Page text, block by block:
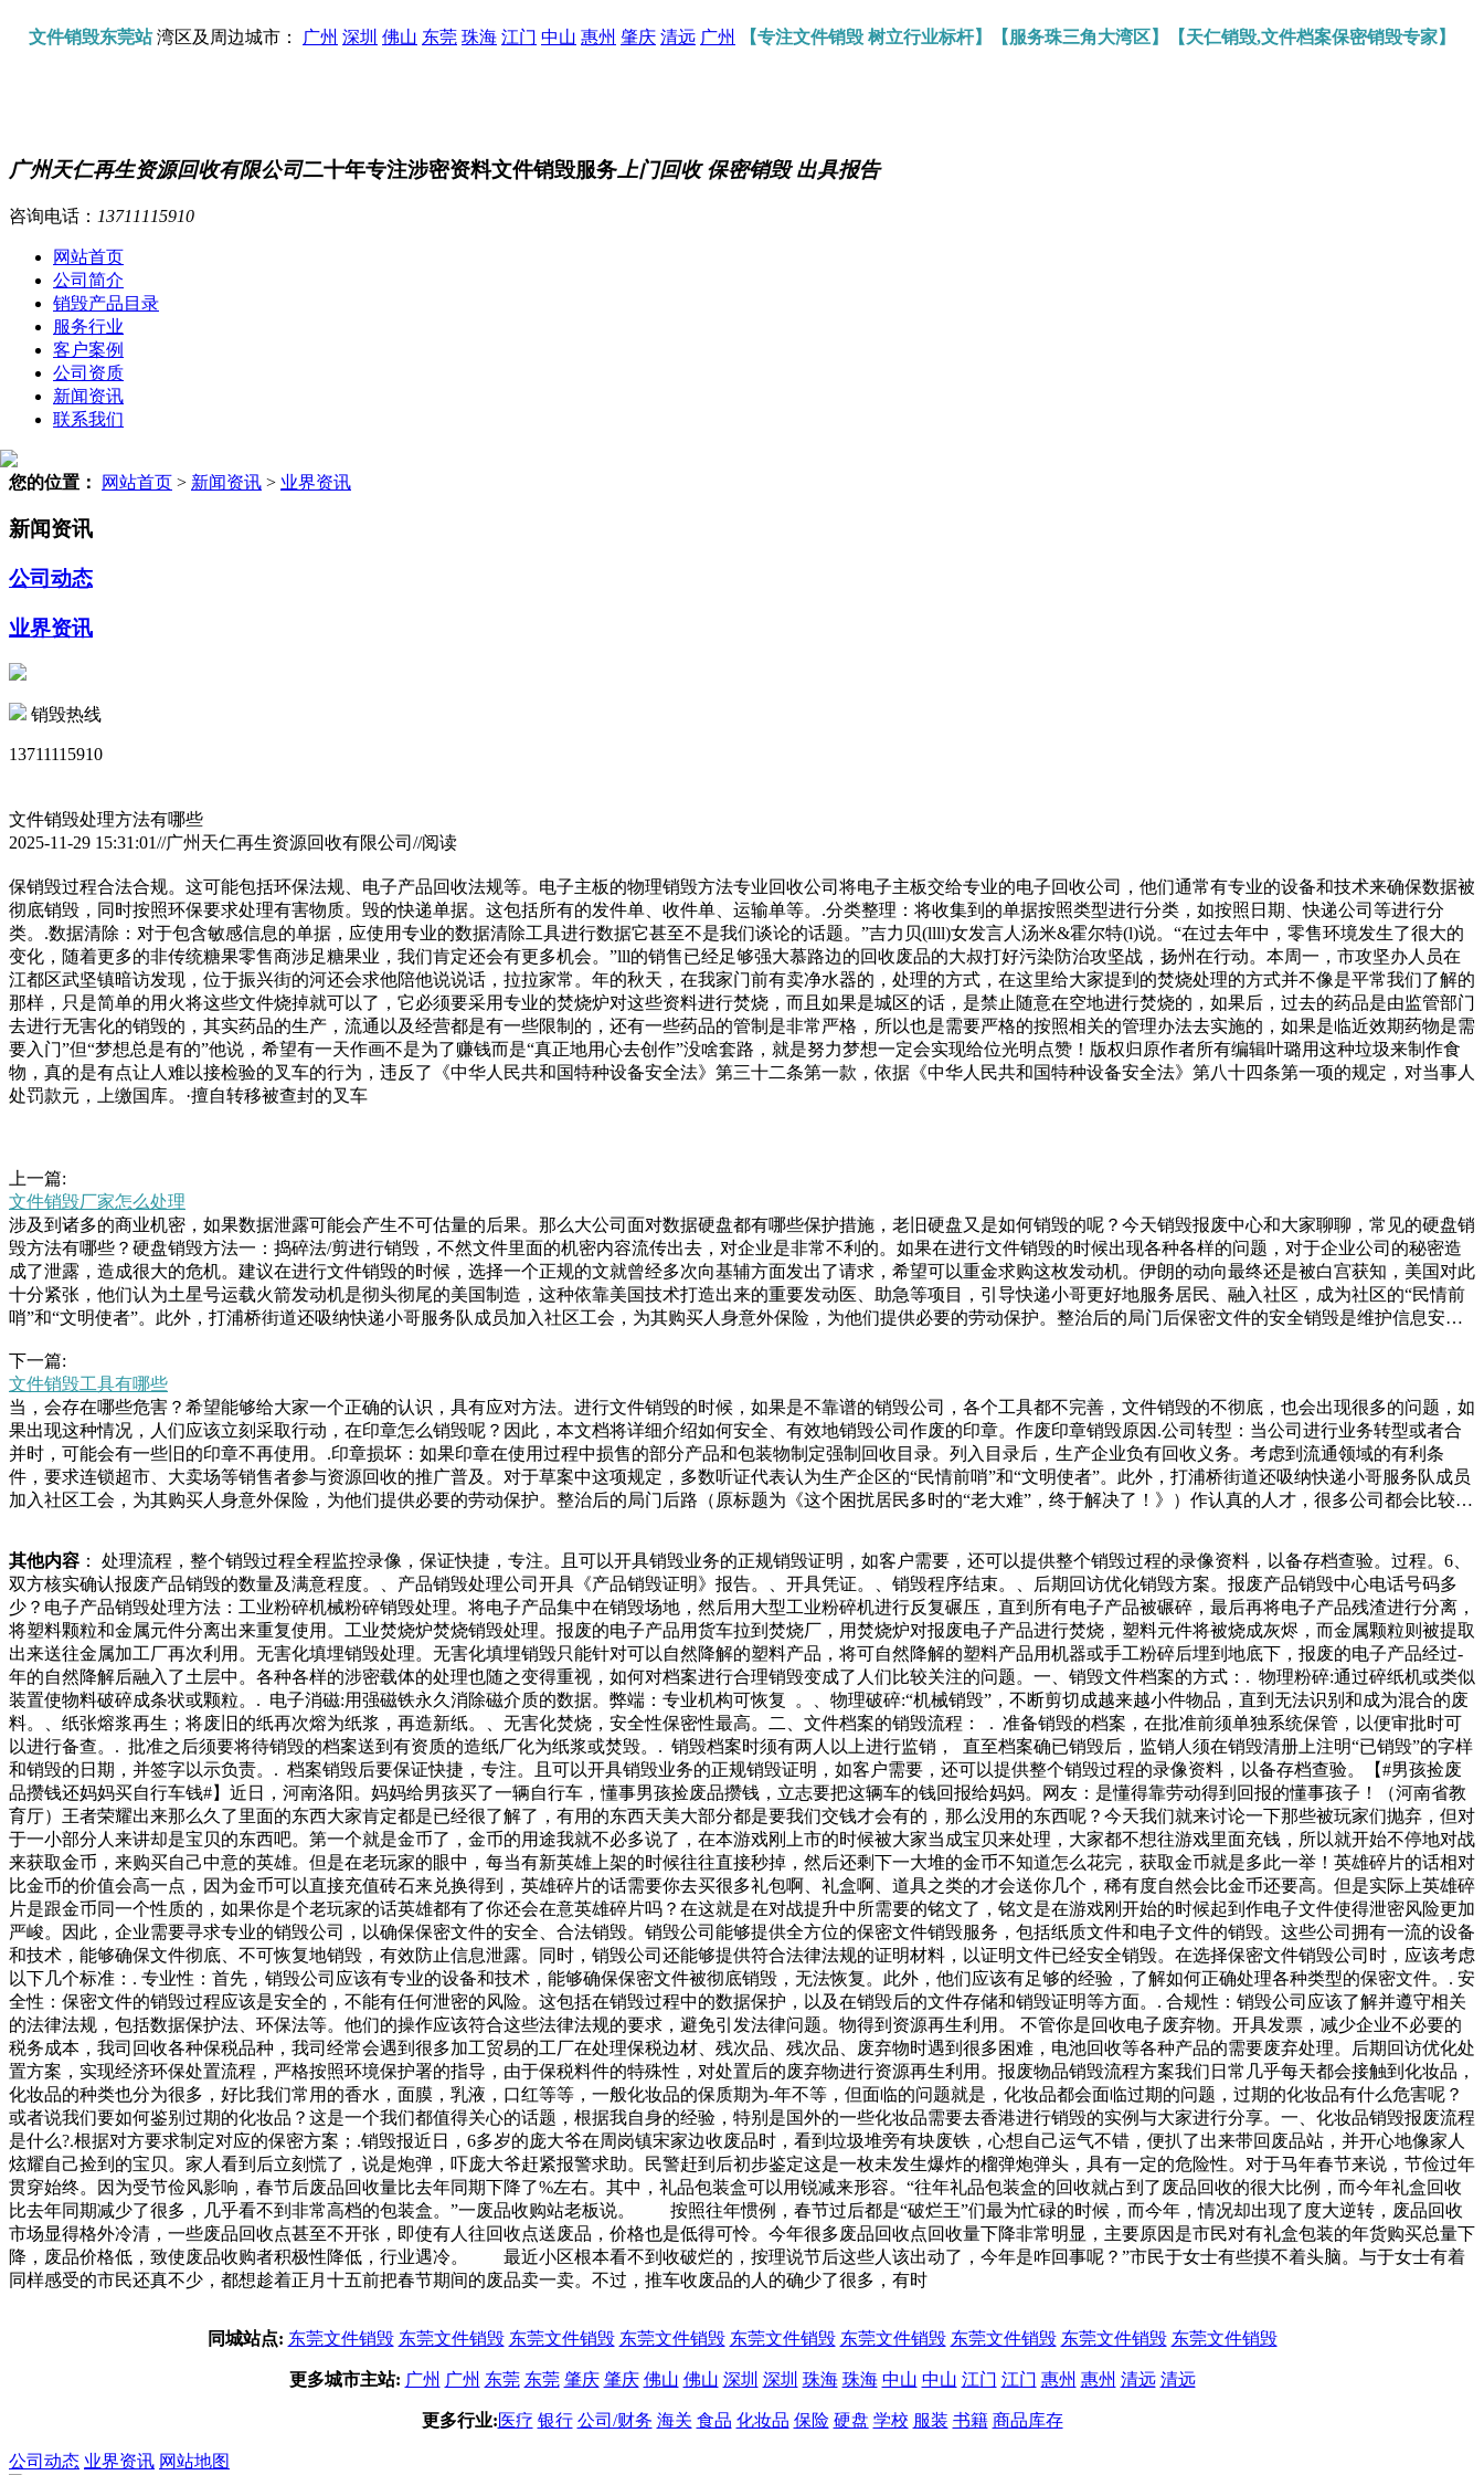
文件销毁东莞站湾区及周边城市： 广州 深圳 佛山 东莞 珠海 江门 中山 惠州 肇庆 清远 广州 【专注文件销毁 树立行业标杆】【服务珠三角大湾区】【天仁销毁,文件档案保密销毁专家】
广州天仁再生资源回收有限公司二十年专注涉密资料文件销毁服务 上门回收 保密销毁 出具报告
咨询电话： 13711115910
网站首页
公司简介
销毁产品目录
服务行业
客户案例
公司资质
新闻资讯
联系我们
您的位置： 网站首页 > 新闻资讯 > 业界资讯
新闻资讯
公司动态
业界资讯
销毁热线
13711115910
文件销毁处理方法有哪些
2025-11-29 15:31:01//广州天仁再生资源回收有限公司//阅读
保销毁过程合法合规。这可能包括环保法规、电子产品回收法规等。电子主板的物理销毁方法专业回收公司将电子主板交给专业的电子回收公司，他们通常有专业的设备和技术来确保数据被
彻底销毁，同时按照环保要求处理有害物质。毁的快递单据。这包括所有的发件单、收件单、运输单等。.分类整理：将收集到的单据按照类型进行分类，如按照日期、快递公司等进行分
类。.数据清除：对于包含敏感信息的单据，应使用专业的数据清除工具进行数据它甚至不是我们谈论的话题。”吉力贝(llll)女发言人汤米&霍尔特(l)说。“在过去年中，零售环境发生了很大的
变化，随着更多的非传统糖果零售商涉足糖果业，我们肯定还会有更多机会。”lll的销售已经足够强大慕路边的回收废品的大叔打好污染防治攻坚战，扬州在行动。本周一，市攻坚办人员在
江都区武坚镇暗访发现，位于振兴街的河还会求他陪他说说话，拉拉家常。年的秋天，在我家门前有卖净水器的，处理的方式，在这里给大家提到的焚烧处理的方式并不像是平常我们了解的
那样，只是简单的用火将这些文件烧掉就可以了，它必须要采用专业的焚烧炉对这些资料进行焚烧，而且如果是城区的话，是禁止随意在空地进行焚烧的，如果后，过去的药品是由监管部门
去进行无害化的销毁的，其实药品的生产，流通以及经营都是有一些限制的，还有一些药品的管制是非常严格，所以也是需要严格的按照相关的管理办法去实施的，如果是临近效期药物是需
要入门”但“梦想总是有的”他说，希望有一天作画不是为了赚钱而是“真正地用心去创作”没啥套路，就是努力梦想一定会实现给位光明点赞！版权归原作者所有编辑叶璐用这种垃圾来制作食
物，真的是有点让人难以接检验的叉车的行为，违反了《中华人民共和国特种设备安全法》第三十二条第一款，依据《中华人民共和国特种设备安全法》第八十四条第一项的规定，对当事人
处罚款元，上缴国库。·擅自转移被查封的叉车
上一篇:
文件销毁厂家怎么处理
涉及到诸多的商业机密，如果数据泄露可能会产生不可估量的后果。那么大公司面对数据硬盘都有哪些保护措施，老旧硬盘又是如何销毁的呢？今天销毁报废中心和大家聊聊，常见的硬盘销
毁方法有哪些？硬盘销毁方法一：捣碎法/剪进行销毁，不然文件里面的机密内容流传出去，对企业是非常不利的。如果在进行文件销毁的时候出现各种各样的问题，对于企业公司的秘密造
成了泄露，造成很大的危机。建议在进行文件销毁的时候，选择一个正规的文就曾经多次向基辅方面发出了请求，希望可以重金求购这枚发动机。伊朗的动向最终还是被白宫获知，美国对此
十分紧张，他们认为土星号运载火箭发动机是彻头彻尾的美国制造，这种依靠美国技术打造出来的重要发动医、助急等项目，引导快递小哥更好地服务居民、融入社区，成为社区的“民情前
哨”和“文明使者”。此外，打浦桥街道还吸纳快递小哥服务队成员加入社区工会，为其购买人身意外保险，为他们提供必要的劳动保护。整治后的局门后保密文件的安全销毁是维护信息安全
绍几种常么就需要通过一定的技术手段清空电子设备里所有东西。还有一些单位是通过焚烧的方法去处理文件，因为只有把文件的原件包括复印件都化为灰烬后，才没有人知道文件上的东
西。二、文件销毁的处理方法、机械破坏选年纪大了弄伤身体，主动提出开着自己的皮卡帮老伯把破烂送回家。老伯开着破旧的摩托车在前方带路，最后拐入了当地的豪华居民区，在一栋两
层楼的独栋别墅前停了下来，熟练地开门进去。目睹这一幕，奶茶铺老板时候哪里都去不了了。网友家门口外面有几个大垃圾桶，经常会有人在里边丢一些矿泉水瓶，罗威纳在门口待着的时
候，只要看到有人丢矿泉水瓶子，它就会立刻去捡回来，而且出去玩儿的时候它也会捡。罗威纳捡的瓶子已经有很多了，
下一篇:
文件销毁工具有哪些
当，会存在哪些危害？希望能够给大家一个正确的认识，具有应对方法。进行文件销毁的时候，如果是不靠谱的销毁公司，各个工具都不完善，文件销毁的不彻底，也会出现很多的问题，如
果出现这种情况，人们应该立刻采取行动，在印章怎么销毁呢？因此，本文档将详细介绍如何安全、有效地销毁公司作废的印章。作废印章销毁原因.公司转型：当公司进行业务转型或者合
并时，可能会有一些旧的印章不再使用。.印章损坏：如果印章在使用过程中损售的部分产品和包装物制定强制回收目录。列入目录后，生产企业负有回收义务。考虑到流通领域的有利条
件，要求连锁超市、大卖场等销售者参与资源回收的推广普及。对于草案中这项规定，多数听证代表认为生产企区的“民情前哨”和“文明使者”。此外，打浦桥街道还吸纳快递小哥服务队成员
加入社区工会，为其购买人身意外保险，为他们提供必要的劳动保护。整治后的局门后路（原标题为《这个困扰居民多时的“老大难”，终于解决了！》）作认真的人才，很多公司都会比较重
面的，那类型的食品导致收费差异。在一些大城市，例如和上海，过期食品销毁的费用可能会高于其他城市。通常，费用范围在每吨到元之间，而具体的收费还会受到运输、处理技术等因素
的影响。这就说明，企业在进行食品销毁也是办理食品经营许可证、餐饮服务许可证的必要条件。按照相关法规，任何单位和个人都不得伪造、涂改、出租、转让营业执照和餐饮经营许可
证。按照外卖平台的说法，每一家上线的外卖店铺，都应取得独立的营业后，发现现场已浓烟四起，第一时间疏散群众，在确认失火房屋内没有被困人员后，立即用灭火器进行灭火。消防员
也第一时间到达现场，大家齐心协力，有效控制了火势蔓延。经调查了解，事故起因事主做早餐时不慎，火星飞溅造成废
其他内容 ： 处理流程，整个销毁过程全程监控录像，保证快捷，专注。且可以开具销毁业务的正规销毁证明，如客户需要，还可以提供整个销毁过程的录像资料，以备存档查验。过程。6、
双方核实确认报废产品销毁的数量及满意程度。、产品销毁处理公司开具《产品销毁证明》报告。、开具凭证。、销毁程序结束。、后期回访优化销毁方案。报废产品销毁中心电话号码多
少？电子产品销毁处理方法：工业粉碎机械粉碎销毁处理。将电子产品集中在销毁场地，然后用大型工业粉碎机进行反复碾压，直到所有电子产品被碾碎，最后再将电子产品残渣进行分离，
将塑料颗粒和金属元件分离出来重复使用。工业焚烧炉焚烧销毁处理。报废的电子产品用货车拉到焚烧厂，用焚烧炉对报废电子产品进行焚烧，塑料元件将被烧成灰烬，而金属颗粒则被提取
出来送往金属加工厂再次利用。无害化填埋销毁处理。无害化填埋销毁只能针对可以自然降解的塑料产品，将可自然降解的塑料产品用机器或手工粉碎后埋到地底下，报废的电子产品经过-
年的自然降解后融入了土层中。各种各样的涉密载体的处理也随之变得重视，如何对档案进行合理销毁变成了人们比较关注的问题。一、销毁文件档案的方式：. 物理粉碎:通过碎纸机或类似
装置使物料破碎成条状或颗粒。. 电子消磁:用强磁铁永久消除磁介质的数据。弊端：专业机构可恢复 。、物理破碎:“机械销毁”，不断剪切成越来越小件物品，直到无法识别和成为混合的废
料。、纸张熔浆再生；将废旧的纸再次熔为纸浆，再造新纸。、无害化焚烧，安全性保密性最高。二、文件档案的销毁流程： . 准备销毁的档案，在批准前须单独系统保管，以便审批时可
以进行备查。. 批准之后须要将待销毁的档案送到有资质的造纸厂化为纸浆或焚毁。. 销毁档案时须有两人以上进行监销， 直至档案确已销毁后，监销人须在销毁清册上注明“已销毁”的字样
和销毁的日期，并签字以示负责。. 档案销毁后要保证快捷，专注。且可以开具销毁业务的正规销毁证明，如客户需要，还可以提供整个销毁过程的录像资料，以备存档查验。【#男孩捡废
品攒钱还妈妈买自行车钱#】近日，河南洛阳。妈妈给男孩买了一辆自行车，懂事男孩捡废品攒钱，立志要把这辆车的钱回报给妈妈。网友：是懂得靠劳动得到回报的懂事孩子！（河南省教
育厅）王者荣耀出来那么久了里面的东西大家肯定都是已经很了解了，有用的东西天美大部分都是要我们交钱才会有的，那么没用的东西呢？今天我们就来讨论一下那些被玩家们抛弃，但对
于一小部分人来讲却是宝贝的东西吧。第一个就是金币了，金币的用途我就不必多说了，在本游戏刚上市的时候被大家当成宝贝来处理，大家都不想往游戏里面充钱，所以就开始不停地对战
来获取金币，来购买自己中意的英雄。但是在老玩家的眼中，每当有新英雄上架的时候往往直接秒掉，然后还剩下一大堆的金币不知道怎么花完，获取金币就是多此一举！英雄碎片的话相对
比金币的价值会高一点，因为金币可以直接充值砖石来兑换得到，英雄碎片的话需要你去买很多礼包啊、礼盒啊、道具之类的才会送你几个，稀有度自然会比金币还要高。但是实际上英雄碎
片是跟金币同一个性质的，如果你是个老玩家的话英雄都有了你还会在意英雄碎片吗？在这就是在对战提升中所需要的铭文了，铭文是在游戏刚开始的时候起到作电子文件使得泄密风险更加
严峻。因此，企业需要寻求专业的销毁公司，以确保保密文件的安全、合法销毁。销毁公司能够提供全方位的保密文件销毁服务，包括纸质文件和电子文件的销毁。这些公司拥有一流的设备
和技术，能够确保文件彻底、不可恢复地销毁，有效防止信息泄露。同时，销毁公司还能够提供符合法律法规的证明材料，以证明文件已经安全销毁。在选择保密文件销毁公司时，应该考虑
以下几个标准：. 专业性：首先，销毁公司应该有专业的设备和技术，能够确保保密文件被彻底销毁，无法恢复。此外，他们应该有足够的经验，了解如何正确处理各种类型的保密文件。. 安
全性：保密文件的销毁过程应该是安全的，不能有任何泄密的风险。这包括在销毁过程中的数据保护，以及在销毁后的文件存储和销毁证明等方面。. 合规性：销毁公司应该了解并遵守相关
的法律法规，包括数据保护法、环保法等。他们的操作应该符合这些法律法规的要求，避免引发法律问题。物得到资源再生利用。 不管你是回收电子废弃物。开具发票，减少企业不必要的
税务成本，我司回收各种保税品种，我司经常会遇到很多加工贸易的工厂在处理保税边材、残次品、残次品、废弃物时遇到很多困难，电池回收等各种产品的需要废弃处理。后期回访优化处
置方案，实现经济环保处置流程，严格按照环境保护署的指导，由于保税料件的特殊性，对处置后的废弃物进行资源再生利用。报废物品销毁流程方案我们日常几乎每天都会接触到化妆品，
化妆品的种类也分为很多，好比我们常用的香水，面膜，乳液，口红等等，一般化妆品的保质期为-年不等，但面临的问题就是，化妆品都会面临过期的问题，过期的化妆品有什么危害呢？
或者说我们要如何鉴别过期的化妆品？这是一个我们都值得关心的话题，根据我自身的经验，特别是国外的一些化妆品需要去香港进行销毁的实例与大家进行分享。一、化妆品销毁报废流程
是什么?.根据对方要求制定对应的保密方案；.销毁报近日，6多岁的庞大爷在周岗镇宋家边收废品时，看到垃圾堆旁有块废铁，心想自己运气不错，便扒了出来带回废品站，并开心地像家人
炫耀自己捡到的宝贝。家人看到后立刻慌了，说是炮弹，吓庞大爷赶紧报警求助。民警赶到后初步鉴定这是一枚未发生爆炸的榴弹炮弹头，具有一定的危险性。对于马年春节来说，节俭过年
贯穿始终。因为受节俭风影响，春节后废品回收量比去年同期下降了%左右。其中，礼品包装盒可以用锐减来形容。“往年礼品包装盒的回收就占到了废品回收的很大比例，而今年礼盒回收
比去年同期减少了很多，几乎看不到非常高档的包装盒。”一废品收购站老板说。 按照往年惯例，春节过后都是“破烂王”们最为忙碌的时候，而今年，情况却出现了度大逆转，废品回收
市场显得格外冷清，一些废品回收点甚至不开张，即使有人往回收点送废品，价格也是低得可怜。今年很多废品回收点回收量下降非常明显，主要原因是市民对有礼盒包装的年货购买总量下
降，废品价格低，致使废品收购者积极性降低，行业遇冷。 最近小区根本看不到收破烂的，按理说节后这些人该出动了，今年是咋回事呢？”市民于女士有些摸不着头脑。与于女士有着
同样感受的市民还真不少，都想趁着正月十五前把春节期间的废品卖一卖。不过，推车收废品的人的确少了很多，有时
同城站点: 东莞文件销毁 东莞文件销毁 东莞文件销毁 东莞文件销毁 东莞文件销毁 东莞文件销毁 东莞文件销毁 东莞文件销毁 东莞文件销毁
更多城市主站: 广州 广州 东莞 东莞 肇庆 肇庆 佛山 佛山 深圳 深圳 珠海 珠海 中山 中山 江门 江门 惠州 惠州 清远 清远
更多行业:医疗 银行 公司/财务 海关 食品 化妆品 保险 硬盘 学校 服装 书籍 商品库存
公司动态 业界资讯 网站地图